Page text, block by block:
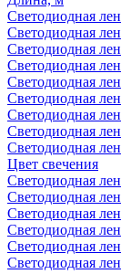
Светодиодная
Светодиодная
Светодиодная
Светодиодная
Светодиодная
Светодиодная
Светодиодная
Светодиодная
Светодиодная
Цвет свечения
Светодиодная
Светодиодная
Светодиодная
Светодиодная
Светодиодная
Светодиодная